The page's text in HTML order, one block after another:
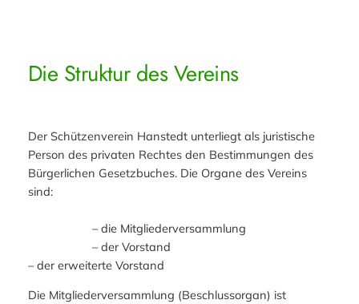
Die Struktur des Vereins
Der Schützenverein Hanstedt unterliegt als juristische
Person des privaten Rechtes den Bestimmungen des
Bürgerlichen Gesetzbuches. Die Organe des Vereins
sind:
– die Mitgliederversammlung
– der Vorstand
– der erweiterte Vorstand
Die Mitgliederversammlung (Beschlussorgan) ist